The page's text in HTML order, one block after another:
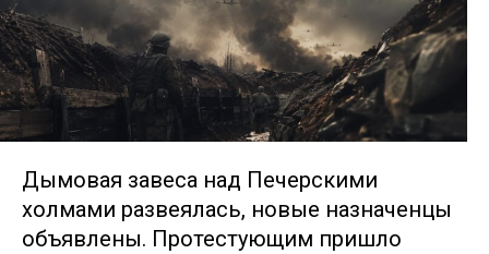
Дымовая завеса над Печерскими
холмами развеялась, новые назначенцы
объявлены. Протестующим пришло